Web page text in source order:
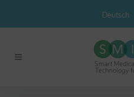
Deutsch